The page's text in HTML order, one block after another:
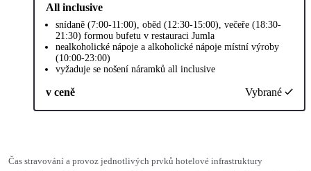
All inclusive
snídaně (7:00-11:00), oběd (12:30-15:00), večeře (18:30-
21:30) formou bufetu v restauraci Jumla
nealkoholické nápoje a alkoholické nápoje místní výroby
(10:00-23:00)
vyžaduje se nošení náramků all inclusive
v ceně Vybrané
Čas stravování a provoz jednotlivých prvků hotelové infrastruktury